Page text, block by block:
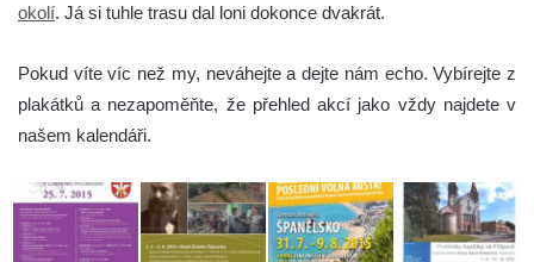
okolí. Já si tuhle trasu dal loni dokonce dvakrát.
Pokud víte víc než my, neváhejte a dejte nám echo. Vybírejte z
plakátků a nezapoměňte, že přehled akcí jako vždy najdete v
našem kalendáři.